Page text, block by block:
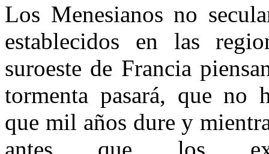
Los Menesianos no
establecidos en las
suroeste de Francia
tormenta pasará, que no
que mil años dure y
antes que los